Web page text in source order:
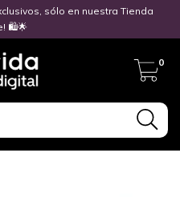
sólo en nuestra Tienda
🛍️🌟
0